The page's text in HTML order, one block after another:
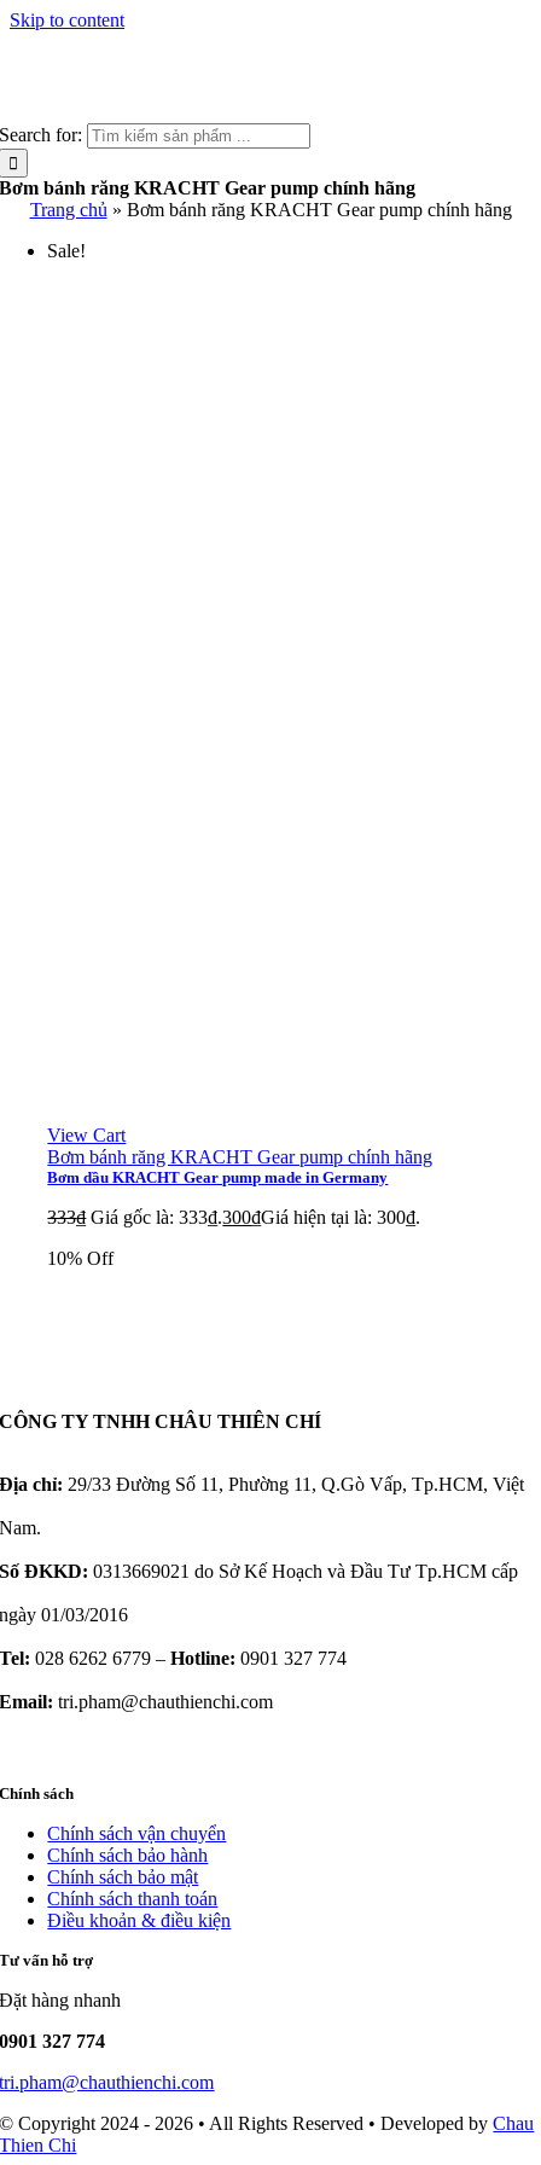
Skip to content
Search for:
Bơm bánh răng KRACHT Gear pump chính hãng
Trang chủ » Bơm bánh răng KRACHT Gear pump chính hãng
Sale!
View Cart
Bơm bánh răng KRACHT Gear pump chính hãng
Bơm dầu KRACHT Gear pump made in Germany
333₫ Giá gốc là: 333₫.300₫Giá hiện tại là: 300₫.
10% Off
CÔNG TY TNHH CHÂU THIÊN CHÍ
Địa chỉ: 29/33 Đường Số 11, Phường 11, Q.Gò Vấp, Tp.HCM, Việt
Nam.
Số ĐKKD: 0313669021 do Sở Kế Hoạch và Đầu Tư Tp.HCM cấp
ngày 01/03/2016
Tel: 028 6262 6779 –Hotline: 0901 327 774
Email: tri.pham@chauthienchi.com
Chính sách
Chính sách vận chuyển
Chính sách bảo hành
Chính sách bảo mật
Chính sách thanh toán
Điều khoản & điều kiện
Tư vấn hỗ trợ
Đặt hàng nhanh
0901 327 774
tri.pham@chauthienchi.com
© Copyright 2024 - 2026 • All Rights Reserved • Developed byChau
Thien Chi